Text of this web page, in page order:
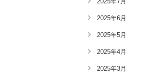
2025年6月
2025年5月
2025年4月
2025年3月